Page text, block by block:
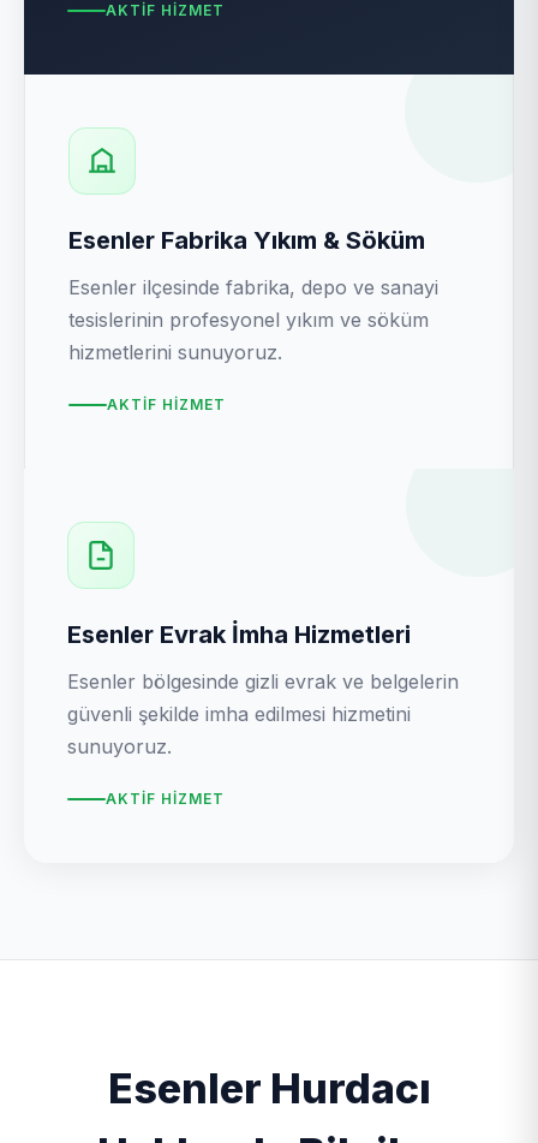
AKTIF HIZMET
Esenler Fabrika Yıkım & Söküm
Esenler ilçesinde fabrika, depo ve sanayi
tesislerinin profesyonel yıkım ve söküm
hizmetlerini sunuyoruz.
AKTIF HIZMET
Esenler Evrak İmha Hizmetleri
Esenler bölgesinde gizli evrak ve belgelerin
güvenli şekilde imha edilmesi hizmetini
sunuyoruz.
AKTIF HIZMET
Esenler Hurdacı